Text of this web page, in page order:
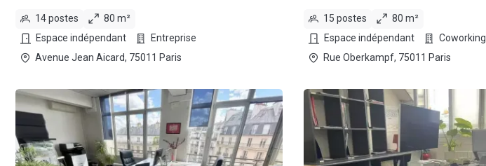
14 postes
80 m²
Espace indépendant
Entreprise
Avenue Jean Aicard, 75011 Paris
15 postes
80 m²
Espace indépendant
Coworking
Rue Oberkampf, 75011 Paris